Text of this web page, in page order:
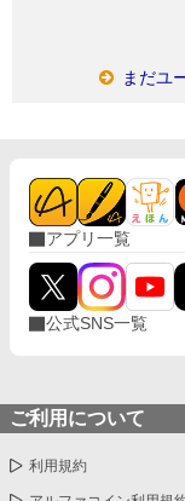
まだユ
アプリ一覧
公式SNS一覧
ご利用について
利用規約